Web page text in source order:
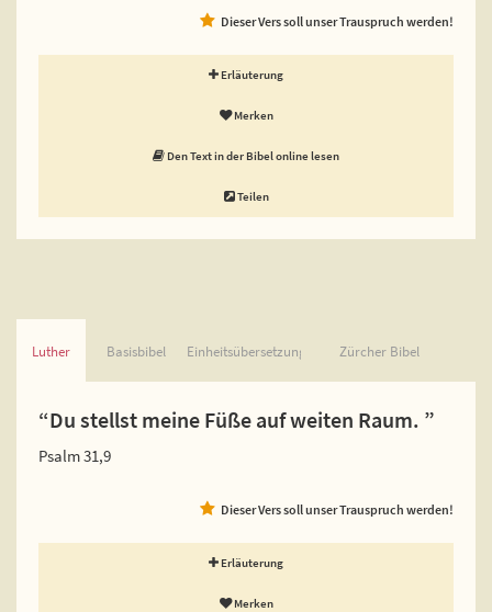
Dieser Vers soll unser Trauspruch werden!
Erläuterung
Merken
Den Text in der Bibel online lesen
Teilen
Luther Basisbibel Einheitsübersetzung Zürcher Bibel
“Du stellst meine Füße auf weiten Raum. ”
Psalm 31,9
Dieser Vers soll unser Trauspruch werden!
Erläuterung
Merken